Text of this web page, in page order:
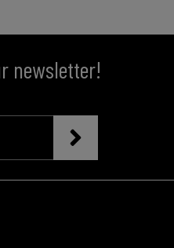
newsletter!